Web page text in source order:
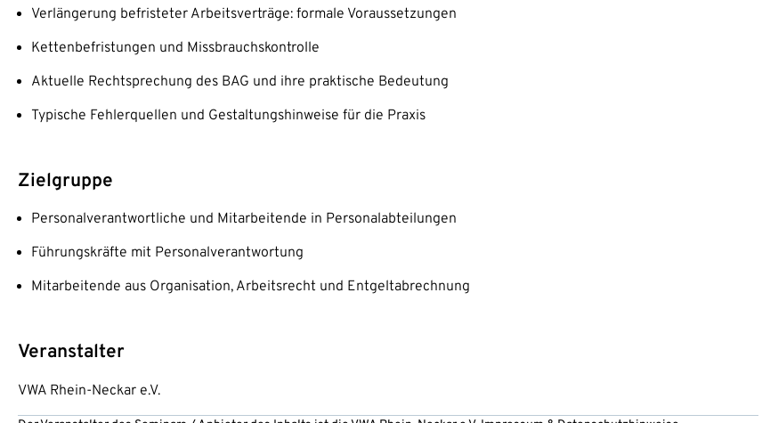
Verlängerung befristeter Arbeitsverträge: formale Voraussetzungen
Kettenbefristungen und Missbrauchskontrolle
Aktuelle Rechtsprechung des BAG und ihre praktische Bedeutung
Typische Fehlerquellen und Gestaltungshinweise für die Praxis
Zielgruppe
Personalverantwortliche und Mitarbeitende in Personalabteilungen
Führungskräfte mit Personalverantwortung
Mitarbeitende aus Organisation, Arbeitsrecht und Entgeltabrechnung
Veranstalter
VWA Rhein-Neckar e.V.